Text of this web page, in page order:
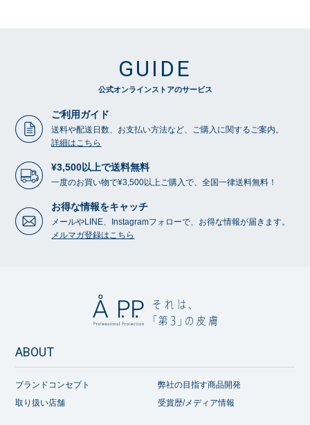
GUIDE
公式オンラインストアのサービス
ご利用ガイド
送料や配送日数、お支払い方法など、ご購入に関するご案内。
詳細はこちら
¥3,500以上で送料無料
一度のお買い物で¥3,500以上ご購入で、全国一律送料無料！
お得な情報をキャッチ
メールやLINE、Instagramフォローで、お得な情報が届きます。
メルマガ登録はこちら
ABOUT
ブランドコンセプト
弊社の目指す商品開発
取り扱い店舗
受賞歴/メディア情報